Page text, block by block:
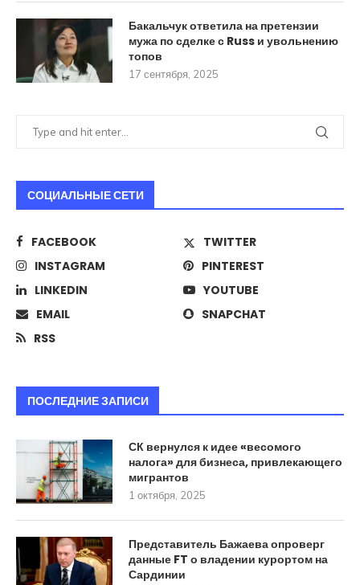
Бакальчук ответила на претензии
мужа по сделке с Russ и увольнению
топов
17 сентября, 2025
СОЦИАЛЬНЫЕ СЕТИ
FACEBOOK
TWITTER
INSTAGRAM
PINTEREST
LINKEDIN
YOUTUBE
EMAIL
SNAPCHAT
RSS
ПОСЛЕДНИЕ ЗАПИСИ
СК вернулся к идее «весомого
налога» для бизнеса, привлекающего
мигрантов
1 октября, 2025
Представитель Бажаева опроверг
данные FT о владении курортом на
Сардинии